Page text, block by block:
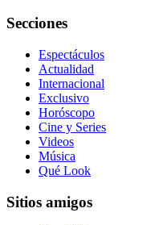
Secciones
Espectáculos
Actualidad
Internacional
Exclusivo
Horóscopo
Cine y Series
Videos
Música
Qué Look
Sitios amigos